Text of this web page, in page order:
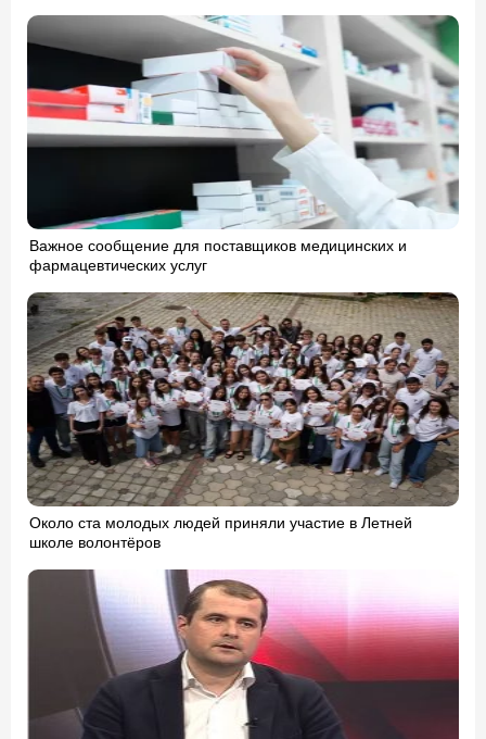
Важное сообщение для поставщиков медицинских и
фармацевтических услуг
Около ста молодых людей приняли участие в Летней
школе волонтёров